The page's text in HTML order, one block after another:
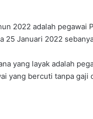
2022 adalah pegawai
25 Januari 2022
yang layak adalah
yang bercuti tanpa gaji